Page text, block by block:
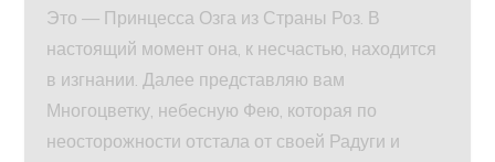
Это — Принцесса Озга из Страны Роз. В
настоящий момент она, к несчастью, находится
в изгнании. Далее представляю вам
Многоцветку, небесную Фею, которая по
неосторожности отстала от своей Радуги и